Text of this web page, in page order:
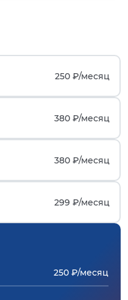
250 ₽/месяц
380 ₽/месяц
380 ₽/месяц
299 ₽/месяц
250 ₽/месяц